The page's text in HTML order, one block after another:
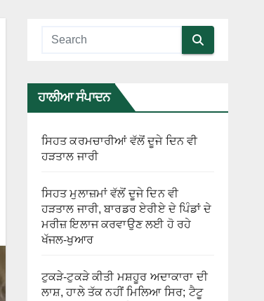
ਹਾਲੀਆ ਸੰਪਾਦਨ
ਸਿਹਤ ਕਰਮਚਾਰੀਆਂ ਵੱਲੋਂ ਦੂਜੇ ਦਿਨ ਵੀ
ਹੜਤਾਲ ਜਾਰੀ
ਸਿਹਤ ਮੁਲਾਜ਼ਮਾਂ ਵੱਲੋਂ ਦੂਜੇ ਦਿਨ ਵੀ
ਹੜਤਾਲ ਜਾਰੀ, ਬਾਰਡਰ ਏਰੀਏ ਦੇ ਪਿੰਡਾਂ ਦੇ
ਮਰੀਜ਼ ਇਲਾਜ ਕਰਵਾਉਣ ਲਈ ਹੋ ਰਹੇ
ਖੱਜਲ-ਖੁਆਰ
ਟੁਕੜੇ-ਟੁਕੜੇ ਕੀਤੀ ਮਸ਼ਹੂਰ ਅਦਾਕਾਰਾ ਦੀ
ਲਾਸ਼, ਹਾਲੇ ਤੱਕ ਨਹੀਂ ਮਿਲਿਆ ਸਿਰ; ਟੈਟੂ